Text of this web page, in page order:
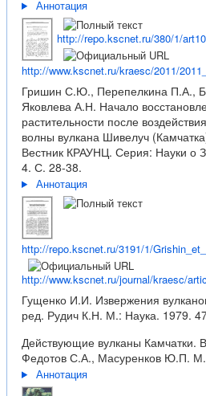
Аннотация
http://repo.kscnet.ru/380/1/
http://www.kscnet.ru/kraesc/2011/
Гришин С.Ю., Перепелкина П.А.,
Яковлева А.Н. Начало
растительности после
волны вулкана Шивелуч
Вестник КРАУНЦ. Серия: Науки
4. С. 28-38.
Аннотация
http://repo.kscnet.ru/3191/1/
http://www.kscnet.ru/journal/kraesc/
Гущенко И.И. Извержения
ред. Рудич К.Н. М.: Наука. 1979.
Действующие вулканы Камчатки.
Федотов С.А., Масуренков Ю.П.
Аннотация